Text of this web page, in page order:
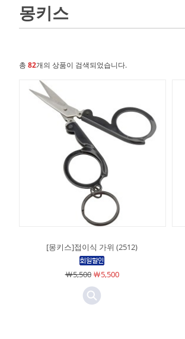
몽키스
총 82개의 상품이 검색되었습니다.
[몽키스]접이식 가위 (2512)
￦5,500￦5,500